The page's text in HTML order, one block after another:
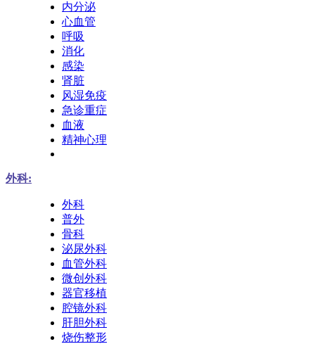
内分泌
心血管
呼吸
消化
感染
肾脏
风湿免疫
急诊重症
血液
精神心理
外科:
外科
普外
骨科
泌尿外科
血管外科
微创外科
器官移植
腔镜外科
肝胆外科
烧伤整形